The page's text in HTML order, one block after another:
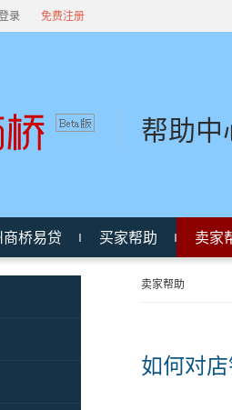
录 免费注册
帮助中
商桥易贷 买家帮助 卖家
卖家帮助
如何对店